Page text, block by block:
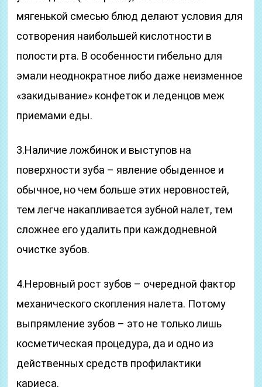
мягенькой смесью блюд делают условия для
сотворения наибольшей кислотности в
полости рта. В особенности гибельно для
эмали неоднократное либо даже неизменное
«закидывание» конфеток и леденцов меж
приемами еды.
3.Наличие ложбинок и выступов на
поверхности зуба – явление обыденное и
обычное, но чем больше этих неровностей,
тем легче накапливается зубной налет, тем
сложнее его удалить при каждодневной
очистке зубов.
4.Неровный рост зубов – очередной фактор
механического скопления налета. Потому
выпрямление зубов – это не только лишь
косметическая процедура, да и одно из
действенных средств профилактики
кариеса.